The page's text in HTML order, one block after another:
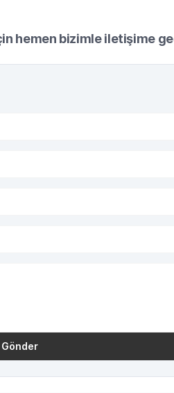
hemen bizimle iletişime
Gönder